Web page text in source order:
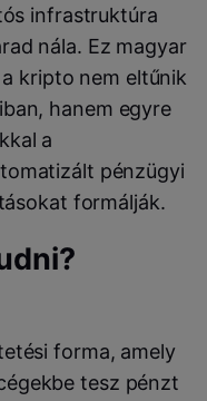
infrastruktúra
nála. Ez magyar
kripto nem eltűnik
hanem egyre
a
pénzügyi
formálják.
forma, amely
tesz pénzt